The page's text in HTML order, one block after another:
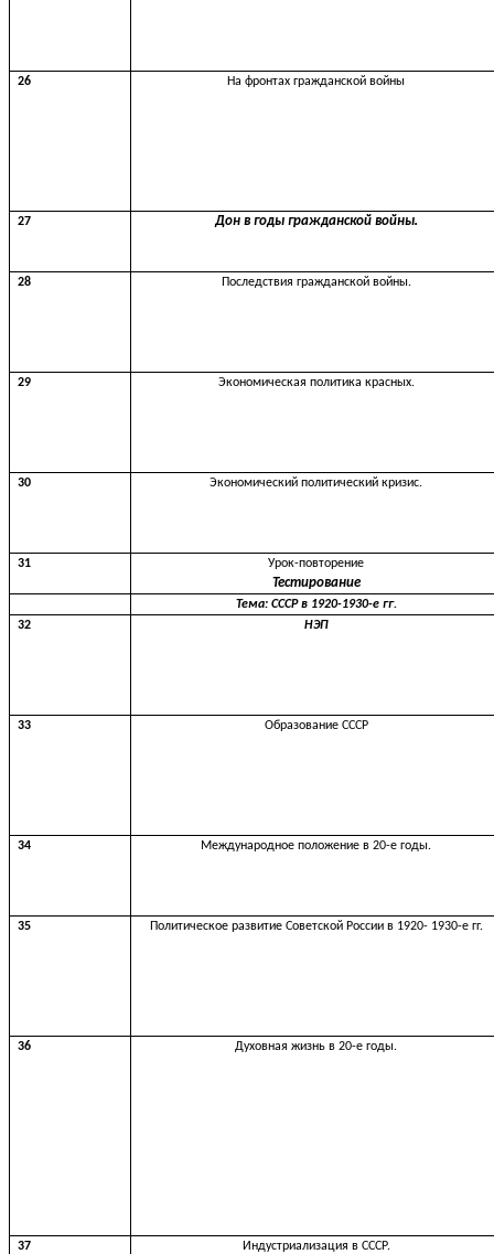
26 На фронтах гражданской войны
27 Дон в годы гражданской войны.
28 Последствия гражданской войны.
29 Экономическая политика красных.
30 Экономический политический кризис.
31 Урок-повторение
Тестирование
Тема: СССР в 1920-1930-е гг.
32
НЭП
33 Образование СССР
34 Международное положение в 20-е годы.
35 Политическое развитие Советской России в 1920- 1930-е гг.
36 Духовная жизнь в 20-е годы.
37 Индустриализация в СССР.